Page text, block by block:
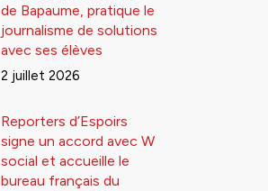
de Bapaume, pratique le
journalisme de solutions
avec ses élèves
2 juillet 2026
Reporters d’Espoirs
signe un accord avec W
social et accueille le
bureau français du